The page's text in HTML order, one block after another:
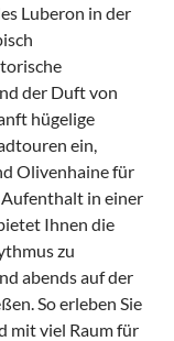
Luberon in der
der Duft von
hügelige
ein,
Olivenhaine für
in einer
Ihnen die
zu
abends auf der
So erleben Sie
mit viel Raum für